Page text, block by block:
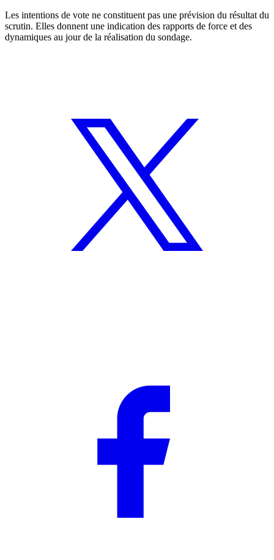
Les intentions de vote ne constituent pas une prévision du résultat du
scrutin. Elles donnent une indication des rapports de force et des
dynamiques au jour de la réalisation du sondage.